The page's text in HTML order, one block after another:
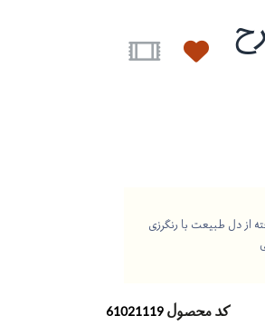
از دل طبیعت با رنگرزی
کد محصول61021119